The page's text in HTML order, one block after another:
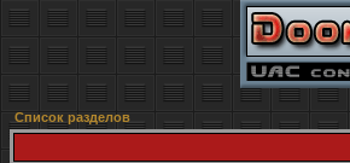
Список разделов